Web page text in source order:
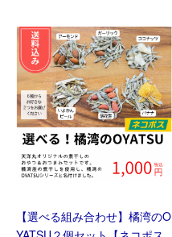
【選べる組み合わせ】橘湾のO